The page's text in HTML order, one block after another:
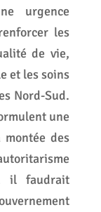
urgence
les
de vie,
et les soins
Nord-Sud.
une
montée des
il faudrait